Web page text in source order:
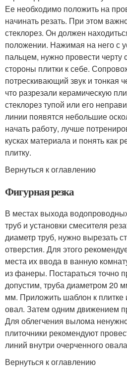
Ее необходимо положить на
начинать резать. При этом
стеклорез. Он должен
положении. Нажимая на него с
пальцем, нужно провести черту
стороны плитки к себе.
потрескивающий звук и тонкая
что разрезали керамическую
стеклорез тупой или его
линии появятся небольшие
начать работу, лучше
кусках материала и понять как
плитку.
Вернуться к оглавлению
Фигурная резка
В местах выхода
труб и установки смесителя
диаметр труб, нужно вырезать
отверстия. Для этого
места их ввода в ванную
из фанеры. Постараться точно
допустим, труба диаметром 20
мм. Приложить шаблон к плитке
овал. Затем одним движением
Для облегчения вылома
плиточники рекомендуют
линий внутри очерченного
Вернуться к оглавлению